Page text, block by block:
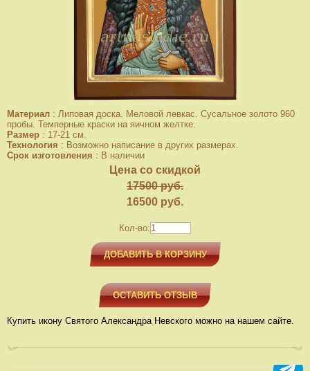
Материал : Липовая доска. Меловой левкас. Сусальное золото 960
пробы. Темперные краски на яичном желтке.
Размер : 17-21 см.
Технология : Возможно написание в других размерах.
Срок изготовления : В наличии
Цена со скидкой
17500 руб.
16500 руб.
Кол-во:
ДОБАВИТЬ В КОРЗИНУ
ОСТАВИТЬ ОТЗЫВ
Купить икону Святого Александра Невского можно на нашем сайте.